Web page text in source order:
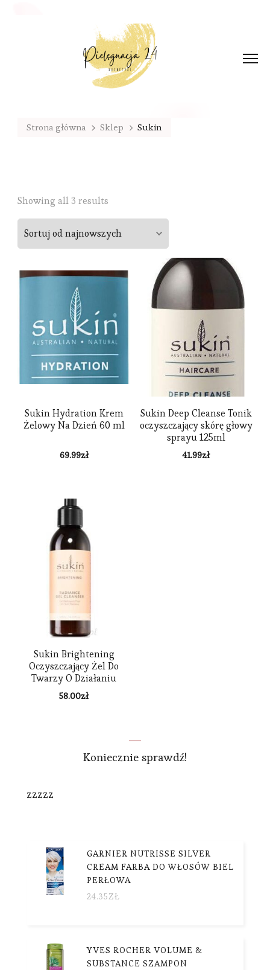
Strona główna Sklep Sukin
Showing all 3 results
by
latest
Sukin Hydration Krem
Żelowy Na Dzień 60 ml
69.99zł
Sukin Deep Cleanse Tonik
oczyszczający skórę głowy
sprayu 125ml
41.99zł
Sukin Brightening
Oczyszczający Żel Do
Twarzy O Działaniu
Nawilżającym 125 Ml
58.00zł
Koniecznie sprawdź!
zzzzz
GARNIER NUTRISSE SILVER
CREAM FARBA DO WŁOSÓW BIEL
PERŁOWA
24.35ZŁ
YVES ROCHER VOLUME &
SUBSTANCE SZAMPON